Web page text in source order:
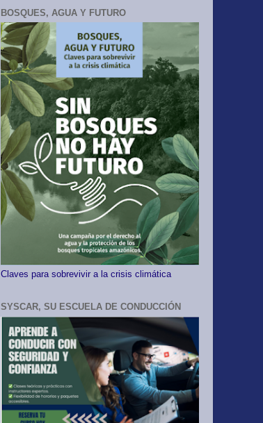
BOSQUES, AGUA Y FUTURO
Claves para sobrevivir a la crisis climática
SYSCAR, SU ESCUELA DE CONDUCCIÓN